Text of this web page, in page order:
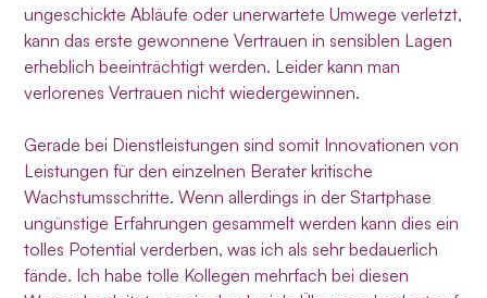
ungeschickte Abläufe oder unerwartete Umwege verletzt,
kann das erste gewonnene Vertrauen in sensiblen Lagen
erheblich beeinträchtigt werden. Leider kann man
verlorenes Vertrauen nicht wiedergewinnen.
Gerade bei Dienstleistungen sind somit Innovationen von
Leistungen für den einzelnen Berater kritische
Wachstumsschritte. Wenn allerdings in der Startphase
ungünstige Erfahrungen gesammelt werden kann dies ein
tolles Potential verderben, was ich als sehr bedauerlich
fände. Ich habe tolle Kollegen mehrfach bei diesen